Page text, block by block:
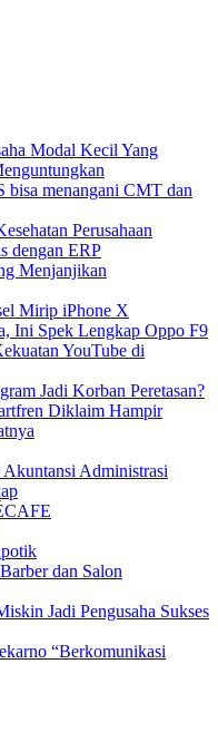
Modal Kecil Yang
menangani CMT dan
Perusahaan
dengan ERP
Menjanjikan
Mirip iPhone X
Ini Spek Lengkap Oppo F9
YouTube di
Jadi Korban Peretasan?
Diklaim Hampir
Administrasi
dan Salon
Jadi Pengusaha Sukses
“Berkomunikasi